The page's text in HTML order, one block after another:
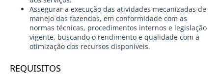
Assegurar a execução das atividades mecanizadas de
manejo das fazendas, em conformidade com as
normas técnicas, procedimentos internos e legislação
vigente, buscando o rendimento e qualidade com a
otimização dos recursos disponíveis.
REQUISITOS